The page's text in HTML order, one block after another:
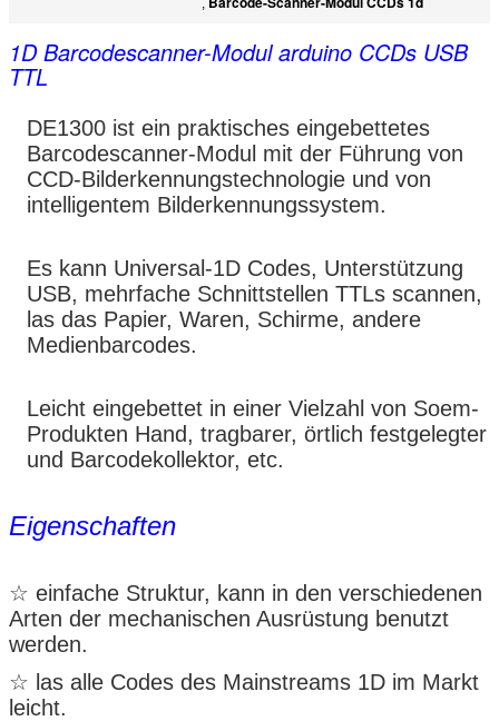
,
1D Barcodescanner-Modul arduino CCDs USB
TTL
DE1300 ist ein praktisches eingebettetes
Barcodescanner-Modul mit der Führung von
CCD-Bilderkennungstechnologie und von
intelligentem Bilderkennungssystem.
Es kann Universal-1D Codes, Unterstützung
USB, mehrfache Schnittstellen TTLs scannen,
las das Papier, Waren, Schirme, andere
Medienbarcodes.
Leicht eingebettet in einer Vielzahl von Soem-
Produkten Hand, tragbarer, örtlich festgelegter
und Barcodekollektor, etc.
Eigenschaften
☆ einfache Struktur, kann in den verschiedenen
Arten der mechanischen Ausrüstung benutzt
werden.
☆ las alle Codes des Mainstreams 1D im Markt
leicht.